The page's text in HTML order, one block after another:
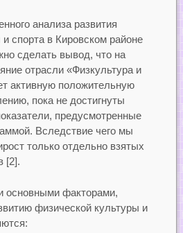
анализа развития
спорта в Кировском районе
сделать вывод, что на
отрасли «Физкультура и
активную положительную
пока не достигнуты
предусмотренные
Вследствие чего мы
только отдельно взятых
[2].
основными факторами,
физической культуры и